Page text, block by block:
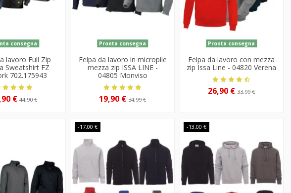
consegna
lavoro Full Zip
Sweatshirt FZ
702.175943
€44,90 €
Pronta consegna
Felpa da lavoro in micropile
mezza zip ISSA LINE -
04805 Monviso
19,90 €34,99 €
Pronta consegna
Felpa da lavoro con mezza
zip Issa Line - 04820 Verena
26,90 €33,99 €
-17,00 € -13,00 €